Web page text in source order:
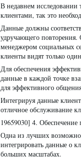
В недавнем исследовании
клиентами, так это
Данные должны
удручающего
менеджером социальных
клиенты видят только
Для обеспечения
данные в каждой точке
для эффективного
Интегрируя данные
отличное обслуживание
19659030] 4. Обеспечение
Одна из лучших
интегрировать данные о
больших масштабах.